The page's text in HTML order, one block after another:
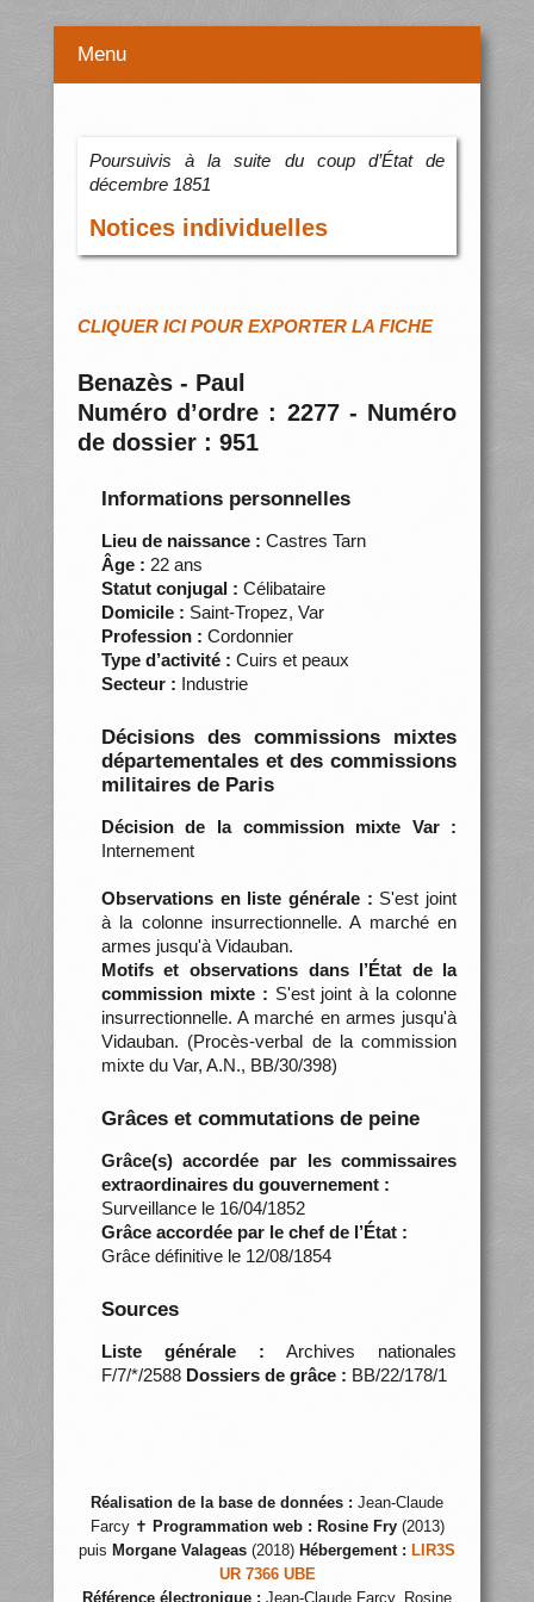
Menu
Poursuivis à la suite du coup d’État de
décembre 1851
Notices individuelles
CLIQUER ICI POUR EXPORTER LA FICHE
Benazès - Paul
Numéro d’ordre : 2277 - Numéro
de dossier : 951
Informations personnelles
Lieu de naissance : Castres Tarn
Âge : 22 ans
Statut conjugal : Célibataire
Domicile : Saint-Tropez, Var
Profession : Cordonnier
Type d’activité : Cuirs et peaux
Secteur : Industrie
Décisions des commissions mixtes
départementales et des commissions
militaires de Paris
Décision de la commission mixte Var :
Internement
Observations en liste générale : S'est joint
à la colonne insurrectionnelle. A marché en
armes jusqu'à Vidauban.
Motifs et observations dans l’État de la
commission mixte : S'est joint à la colonne
insurrectionnelle. A marché en armes jusqu'à
Vidauban. (Procès-verbal de la commission
mixte du Var, A.N., BB/30/398)
Grâces et commutations de peine
Grâce(s) accordée par les commissaires
extraordinaires du gouvernement :
Surveillance le 16/04/1852
Grâce accordée par le chef de l’État :
Grâce définitive le 12/08/1854
Sources
Liste générale : Archives nationales
F/7/*/2588 Dossiers de grâce : BB/22/178/1
Réalisation de la base de données : Jean-Claude
Farcy ✝ Programmation web : Rosine Fry(2013)
puis Morgane Valageas (2018) Hébergement : LIR3S
UR 7366 UBE
Référence électronique : Jean-Claude Farcy, Rosine